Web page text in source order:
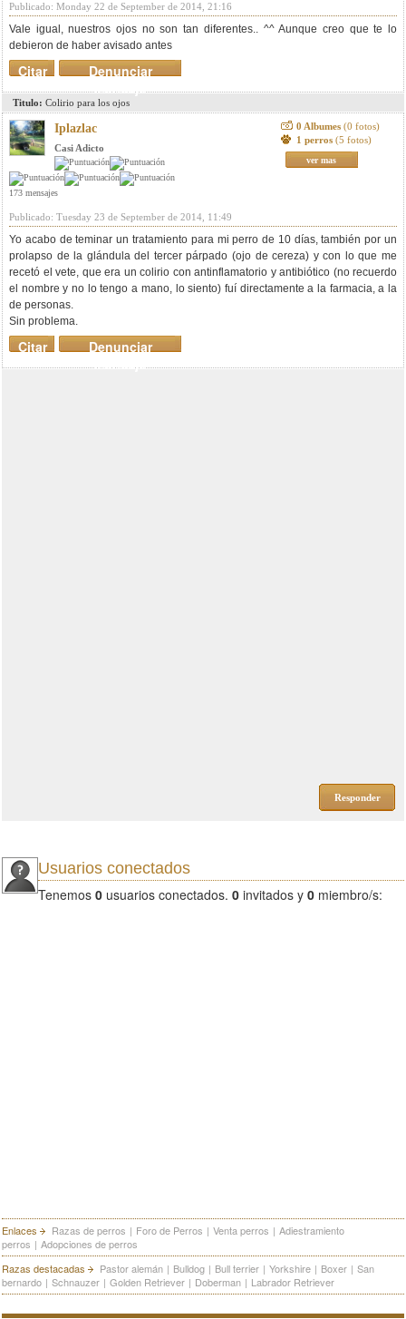
Publicado: Monday 22 de September de 2014, 21:16
Vale igual, nuestros ojos no son tan diferentes.. ^^ Aunque creo que te lo
debieron de haber avisado antes
Denunciar
mensaje
Citar
Titulo: Colirio para los ojos
Iplazlac
Casi Adicto
173 mensajes
0 Albumes (0 fotos)
1 perros (5 fotos)
ver mas
Publicado: Tuesday 23 de September de 2014, 11:49
Yo acabo de teminar un tratamiento para mi perro de 10 días, también por un
prolapso de la glándula del tercer párpado (ojo de cereza) y con lo que me
recetó el vete, que era un colirio con antinflamatorio y antibiótico (no recuerdo
el nombre y no lo tengo a mano, lo siento) fuí directamente a la farmacia, a la
de personas.
Sin problema.
Denunciar
mensaje
Citar
Responder
Usuarios conectados
Tenemos 0 usuarios conectados. 0 invitados y 0 miembro/s:
Enlaces Razas de perros | Foro de Perros | Venta perros | Adiestramiento
perros | Adopciones de perros
Razas destacadas
Pastor alemán | Bulldog | Bull terrier | Yorkshire | Boxer | San
bernardo | Schnauzer | Golden Retriever | Doberman | Labrador Retriever